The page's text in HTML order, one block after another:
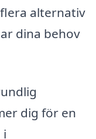
alternativ
dina behov
dig för en
i